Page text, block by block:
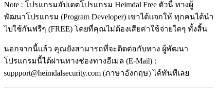
Note : โปรแกรมอัปเดตโปรแกรม Heimdal Free ตัวนี้ ทางผู้
พัฒนาโปรแกรม (Program Developer) เขาได้แจกให้ ทุกคนได้นำ
ไปใช้กันฟรีๆ (FREE) โดยที่คุณไม่ต้องเสียค่าใช้จ่ายใดๆ ทั้งสิ้น
นอกจากนี้แล้ว คุณยังสามารถที่จะติดต่อกับทาง ผู้พัฒนา
โปรแกรมนี้ได้ผ่านทางช่องทางอีเมล (E-Mail) :
suppport@heimdalsecurity.com (ภาษาอังกฤษ) ได้ทันทีเลย